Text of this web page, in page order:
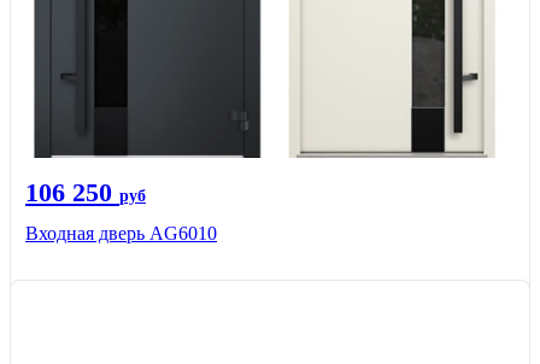
106 250 руб
Входная дверь AG6010